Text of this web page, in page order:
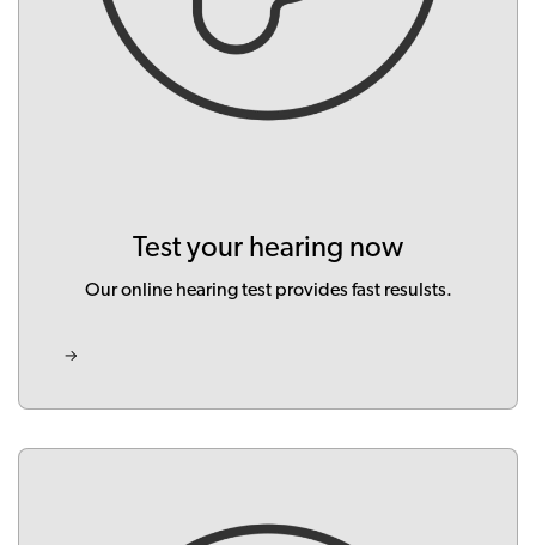
Test your hearing now
Our online hearing test provides fast resulsts.